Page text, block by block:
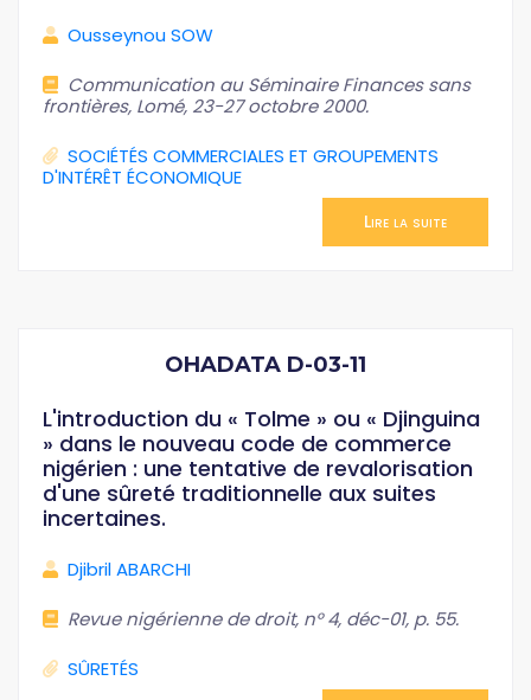
Ousseynou SOW
Communication au Séminaire Finances sans
frontières, Lomé, 23-27 octobre 2000.
SOCIÉTÉS COMMERCIALES ET GROUPEMENTS
D'INTÉRÊT ÉCONOMIQUE
Lire la suite
OHADATA D-03-11
L'introduction du « Tolme » ou « Djinguina
» dans le nouveau code de commerce
nigérien : une tentative de revalorisation
d'une sûreté traditionnelle aux suites
incertaines.
Djibril ABARCHI
Revue nigérienne de droit, n° 4, déc-01, p. 55.
SÛRETÉS